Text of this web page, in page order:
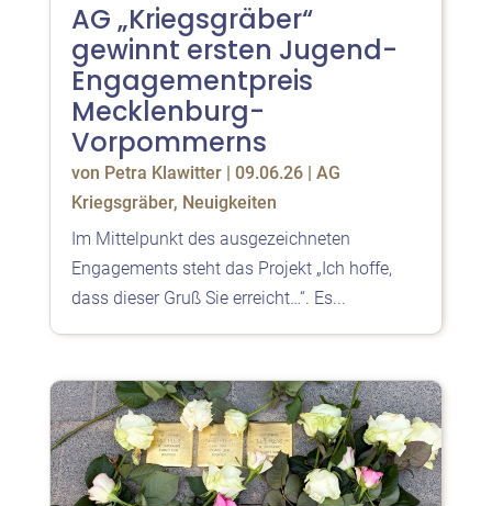
AG „Kriegsgräber“
gewinnt ersten Jugend-
Engagementpreis
Mecklenburg-
Vorpommerns
von Petra Klawitter| 09.06.26| AG
Kriegsgräber, Neuigkeiten
Im Mittelpunkt des ausgezeichneten
Engagements steht das Projekt „Ich hoffe,
dass dieser Gruß Sie erreicht…“. Es...